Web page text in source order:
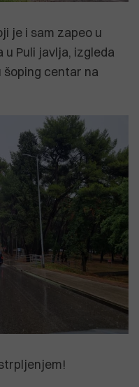
je i sam zapeo u
u Puli javlja, izgleda
šoping centar na